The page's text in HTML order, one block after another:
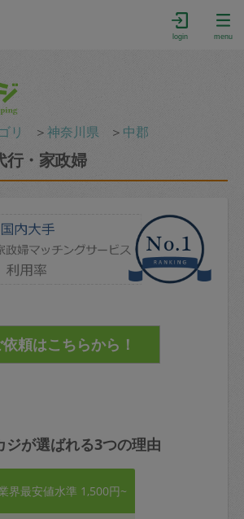
login menu
リ ＞神奈川県 ＞ 中郡
行・家政婦
ジが選ばれる3つの理由
界最安値水準 1,500円~